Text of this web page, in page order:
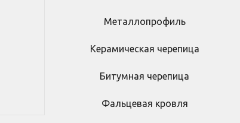
Металлопрофиль
Керамическая черепица
Битумная черепица
Фальцевая кровля